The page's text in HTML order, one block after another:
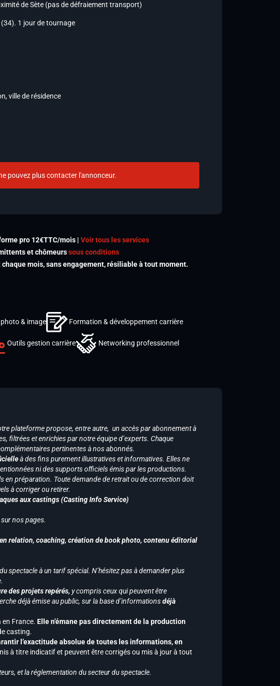
de Sète (pas de défraiement transport)
1 jour de tournage
ville de résidence
pouvez plus contacter l'annonceur.
pro 12€TTC/mois | Voir tous les services
et chômeurssous conditions
mois, sans engagement, résiliable à tout moment.
& image Formation & développement carrière
Outils gestion carrière Networking professionnel
plateforme propose, entre autre, un accès par abonnement à
filtrées et enrichies par notre équipe d’experts. Chaque
pertinentes à nos abonnés.
à des fins purement illustratives et informatives. Elles ne
ni des supports officiels émis par les productions.
en préparation. Toute demande de retrait ou de correction doit
à corriger ou retirer.
aux castings (Casting Info Service)
nos pages.
relation, coaching, création de book photo, contenu éditorial
spectacle à un tarif spécial. N’hésitez pas à demander plus
des projets repérés, y compris ceux qui peuvent être
déjà émise au public, sur la base d’informationsdéjà
France. Elle n’émane pas directement de la production
casting.
l’exactitude absolue de toutes les informations, en
à titre indicatif et peuvent être corrigés ou mis à jour à tout
et la réglementation du secteur du spectacle.